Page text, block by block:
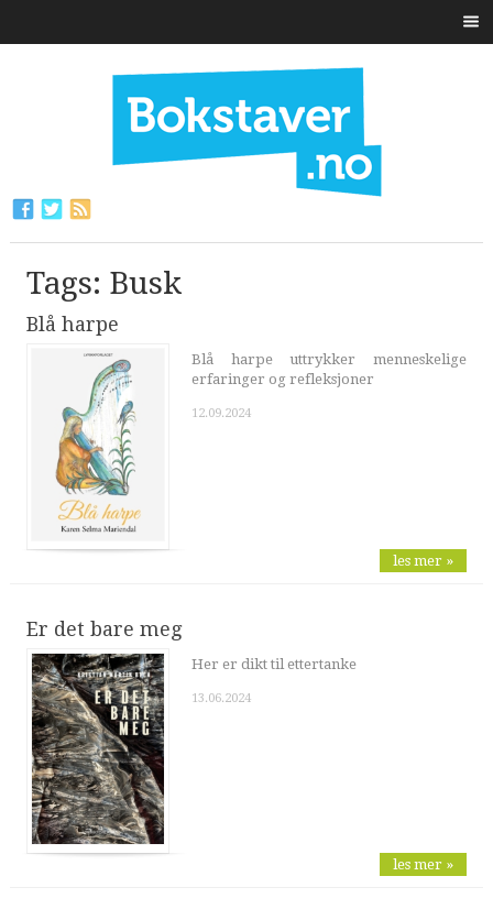
Tags: Busk
Blå harpe
Blå harpe uttrykker menneskelige
erfaringer og refleksjoner
12.09.2024
les mer »
Er det bare meg
Her er dikt til ettertanke
13.06.2024
les mer »